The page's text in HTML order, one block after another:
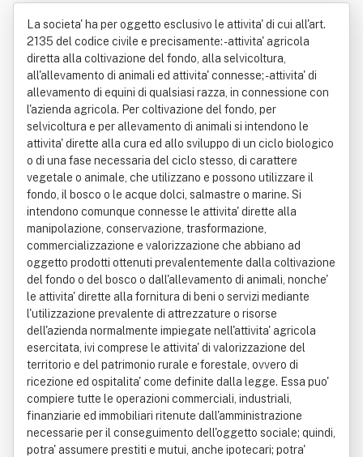
mar Di Biscione Antonia Domenica &
C. Snc
La societa' ha per oggetto esclusivo le attivita' di cui all'art.
2135 del codice civile e precisamente: - attivita' agricola
diretta alla coltivazione del fondo, alla selvicoltura,
all'allevamento di animali ed attivita' connesse; - attivita' di
allevamento di equini di qualsiasi razza, in connessione con
l'azienda agricola. Per coltivazione del fondo, per
selvicoltura e per allevamento di animali si intendono le
attivita' dirette alla cura ed allo sviluppo di un ciclo biologico
o di una fase necessaria del ciclo stesso, di carattere
vegetale o animale, che utilizzano e possono utilizzare il
fondo, il bosco o le acque dolci, salmastre o marine. Si
intendono comunque connesse le attivita' dirette alla
manipolazione, conservazione, trasformazione,
commercializzazione e valorizzazione che abbiano ad
oggetto prodotti ottenuti prevalentemente dalla coltivazione
del fondo o del bosco o dall'allevamento di animali, nonche'
le attivita' dirette alla fornitura di beni o servizi mediante
l'utilizzazione prevalente di attrezzature o risorse
dell'azienda normalmente impiegate nell'attivita' agricola
esercitata, ivi comprese le attivita' di valorizzazione del
territorio e del patrimonio rurale e forestale, ovvero di
ricezione ed ospitalita' come definite dalla legge. Essa puo'
compiere tutte le operazioni commerciali, industriali,
finanziarie ed immobiliari ritenute dall'amministrazione
necessarie per il conseguimento dell'oggetto sociale; quindi,
potra' assumere prestiti e mutui, anche ipotecari; potra'